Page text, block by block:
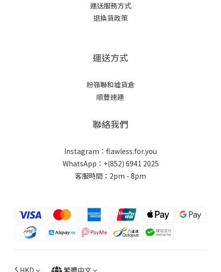
運送服務方式
退換貨政策
運送方式
粉嶺聯和墟貨倉
順豐速運
聯絡我們
Instagram：flawless.for.you
WhatsApp：+(852) 6941 2025
客服時間：2pm - 8pm